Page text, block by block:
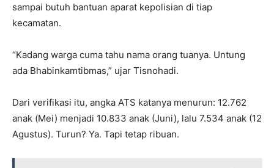
sampai butuh bantuan aparat kepolisian di tiap
kecamatan.
“Kadang warga cuma tahu nama orang tuanya. Untung
ada Bhabinkamtibmas,” ujar Tisnohadi.
Dari verifikasi itu, angka ATS katanya menurun: 12.762
anak (Mei) menjadi 10.833 anak (Juni), lalu 7.534 anak (12
Agustus). Turun? Ya. Tapi tetap ribuan.